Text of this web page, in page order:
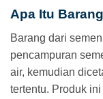
Apa Itu
Barang dari
pencampuran
air, kemudian
tertentu. Produk